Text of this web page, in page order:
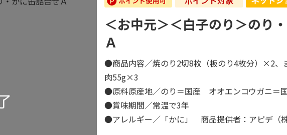
＜お中元＞＜白子のり＞のり
Ａ
●商品内容／焼のり2切8枚（板のり4枚分）×2、
肉55g×3
●原料原産地／のり＝国産 オオエンコウガニ＝
●賞味期間／常温で3年
●アレルギー／「かに」 商品提供者：アピデ（株